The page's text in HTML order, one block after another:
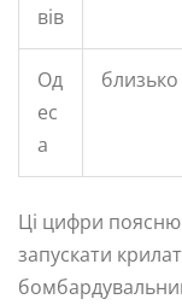
вів
Од
ес
а
Ці цифри
запускати